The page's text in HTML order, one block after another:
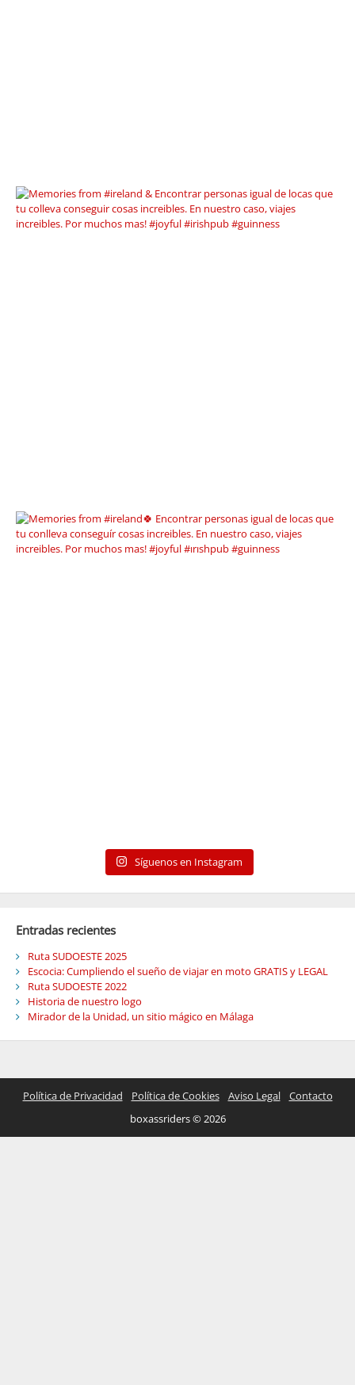
Síguenos en Instagram
Entradas recientes
Ruta SUDOESTE 2025
Escocia: Cumpliendo el sueño de viajar en moto GRATIS y LEGAL
Ruta SUDOESTE 2022
Historia de nuestro logo
Mirador de la Unidad, un sitio mágico en Málaga
Política de Privacidad Política de Cookies Aviso Legal
Contacto
boxassriders © 2026